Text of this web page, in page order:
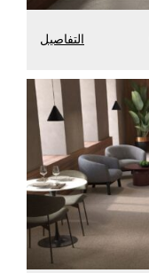
التفاصيل